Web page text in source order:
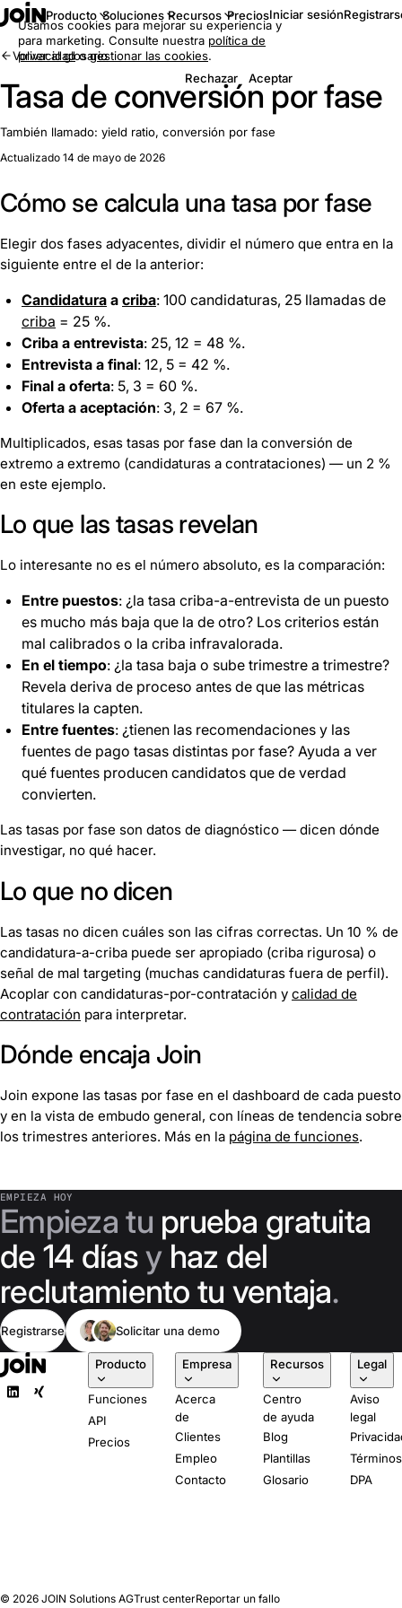
Producto Soluciones Recursos PreciosIniciar sesión
Volver al glosario
Tasa de conversión por fase
También llamado: yield ratio, conversión por fase
Actualizado 14 de mayo de 2026
Cómo se calcula una tasa por fase
Elegir dos fases adyacentes, dividir el número que entra en la
siguiente entre el de la anterior:
Candidatura a criba: 100 candidaturas, 25 llamadas de
criba = 25 %.
Criba a entrevista: 25, 12 = 48 %.
Entrevista a final: 12, 5 = 42 %.
Final a oferta: 5, 3 = 60 %.
Oferta a aceptación: 3, 2 = 67 %.
Multiplicados, esas tasas por fase dan la conversión de
extremo a extremo (candidaturas a contrataciones) — un 2 %
en este ejemplo.
Lo que las tasas revelan
Lo interesante no es el número absoluto, es la comparación:
Entre puestos: ¿la tasa criba-a-entrevista de un puesto
es mucho más baja que la de otro? Los criterios están
mal calibrados o la criba infravalorada.
En el tiempo: ¿la tasa baja o sube trimestre a trimestre?
Revela deriva de proceso antes de que las métricas
titulares la capten.
Entre fuentes: ¿tienen las recomendaciones y las
fuentes de pago tasas distintas por fase? Ayuda a ver
qué fuentes producen candidatos que de verdad
convierten.
Las tasas por fase son datos de diagnóstico — dicen dónde
investigar, no qué hacer.
Lo que no dicen
Las tasas no dicen cuáles son las cifras correctas. Un 10 % de
candidatura-a-criba puede ser apropiado (criba rigurosa) o
señal de mal targeting (muchas candidaturas fuera de perfil).
Acoplar con candidaturas-por-contratación y calidad de
contratación para interpretar.
Dónde encaja Join
Join expone las tasas por fase en el dashboard de cada puesto
y en la vista de embudo general, con líneas de tendencia sobre
los trimestres anteriores. Más en la página de funciones.
EMPIEZA HOY
Empieza tu prueba gratuita
de 14 díasy haz del
reclutamiento tu ventaja.
Registrarse Solicitar una demo
Producto
Funciones
API
Precios
Empresa
Acerca
de
Clientes
Empleo
Contacto
Recursos
Centro
de ayuda
Blog
Plantillas
Glosario
Legal
Aviso
legal
Términos
DPA
© 2026 JOIN Solutions AGTrust centerReportar un fallo
Usamos cookies para mejorar su experiencia y
para marketing. Consulte nuestra política de
privacidadogestionar las cookies.
Rechazar
Aceptar